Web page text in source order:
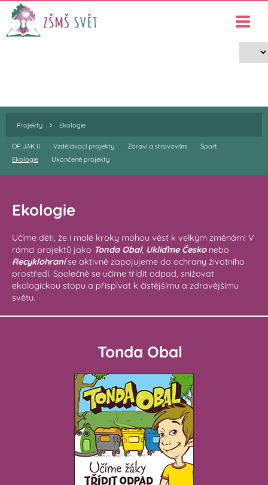
Projekty › Ekologie
OP JAK II Vzdělávací projekty Zdraví a stravování
Sport
Ekologie
Ukončené projekty
Ekologie
Učíme děti, že i malé kroky mohou vést k velkým změnám! V
rámci projektů jako Tonda Obal, Ukliďme Českonebo
Recyklohraníse aktivně zapojujeme do ochrany životního
prostředí. Společně se učíme třídit odpad, snižovat
ekologickou stopu a přispívat k čistějšímu a zdravějšímu
světu.
Tonda Obal